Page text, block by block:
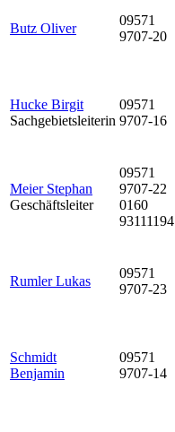
Butz Oliver
09571
9707-20
Hucke Birgit
Sachgebietsleiterin
09571
9707-16
Meier Stephan
Geschäftsleiter
09571
9707-22
0160
93111194
Rumler Lukas
09571
9707-23
Schmidt
Benjamin
09571
9707-14